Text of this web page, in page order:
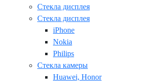
Стекла дисплея
Стекла дисплея
iPhone
Nokia
Philips
Стекла камеры
Huawei, Honor